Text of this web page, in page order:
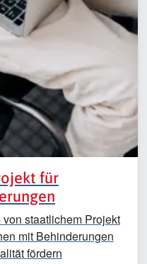
für
staatlichem Projekt
mit Behinderungen
fördern